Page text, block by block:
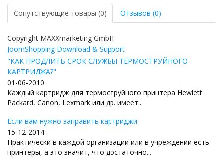
Сопутствующие товары (0) Отзывов (0)
Copyright MAXXmarketing GmbH
JoomShopping Download & Support
"КАК ПРОДЛИТЬ СРОК СЛУЖБЫ ТЕРМОСТРУЙНОГО
КАРТРИДЖА?"
01-06-2010
Каждый картридж для термоструйного принтера Hewlett
Packard, Canon, Lexmark или др. имеет...
Если вам нужно заправить картриджи
15-12-2014
Практически в каждой организации или в учреждении есть
принтеры, а это значит, что достаточно...